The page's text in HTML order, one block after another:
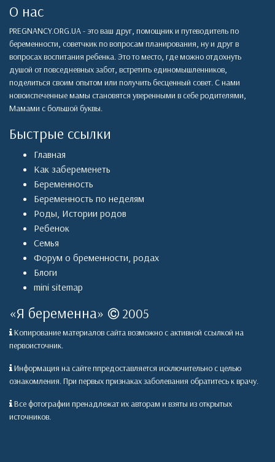
О нас
PREGNANCY.ORG.UA - это ваш друг, помощник и путеводитель по
беременности, советчкик по вопросам планирования, ну и друг в
вопросах воспитания ребенка. Это то место, где можно отдохнуть
душой от повседневных забот, встретить единомышленников,
поделиться своим опытом или получить бесценный совет. С нами
новоиспеченные мамы становятся уверенными в себе родителями,
Мамами с большой буквы.
Быстрые ссылки
Главная
Как забеременеть
Беременность
Беременность по неделям
Роды, Истории родов
Ребенок
Семья
Форум о бременности, родах
Блоги
mini sitemap
«Я беременна» 2005
Копирование материалов сайта возможно с активной ссылкой на
первоисточник.
Информация на сайте ппредоставляется исключительно с целью
ознакомления. При первых признаках заболевания обратитесь к врачу.
Все фотографии пренадлежат их авторам и взяты из открытых
источников.